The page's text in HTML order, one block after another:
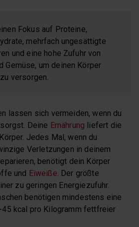
Fokus auf Proteine,
mehrfach ungesättigte
und eine hohe Zufuhr von
Gemüse, um deinen Körper
versorgen.
lassen sich vermeiden, wenn du
Deine Ernährung liefert die
Jedes Mal, wenn du
Verletzungen in deinem
benötigt dein Körper
und Eiweiße. Der größte
zu geringen Energiezufuhr.
benötigen mindestens eine
45 kcal pro Kilogramm fettfreier